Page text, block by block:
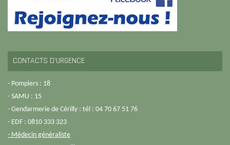
CONTACTS D’URGENCE
- Pompiers : 18
- SAMU : 15
- Gendarmerie de Cérilly : tél : 04 70 67 51 76
- EDF : 0810 333 323
- Médecin généraliste